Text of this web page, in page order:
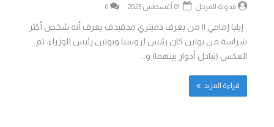
مدونة المرجل 0
إيليا إمامي || من يعرف دميتري مدفيدف يعرف أنه شخص أكثر
شراسة من بوتين كان رئيس لروسيا وبوتين رئيس للوزراء، ثم
العكس (تبادل أدوار بينهما) و...
قراءة المزيد